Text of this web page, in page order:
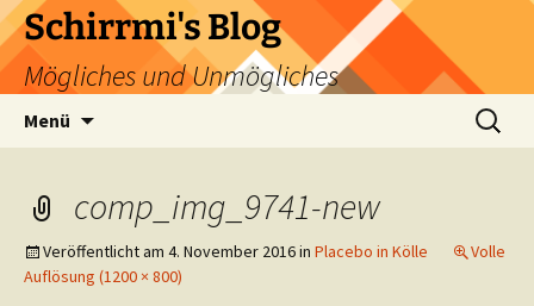
Zum
Inhalt
springen
Schirrmi's Blog
Mögliches und Unmögliches
Menü
Suchen
nach:
comp_img_9741-new
Veröffentlicht am 4. November 2016in Placebo in Kölle
Volle
Auflösung (1200 × 800)